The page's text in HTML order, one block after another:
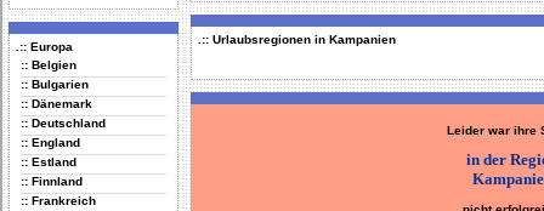
.:: Europa
:: Belgien
:: Bulgarien
:: Dänemark
:: Deutschland
:: England
:: Estland
:: Finnland
:: Frankreich
.:: Urlaubsregionen in Kampanien
Leider war ihre
in der